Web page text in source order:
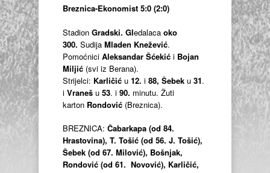
Breznica-Ekonomist 5:0 (2:0)
Stadion Gradski. Gledalaca oko
300. Sudija Mladen Knežević.
Pomoćnici Aleksandar Šćekić i Bojan
Miljić (svi iz Berana).
Strijelci: Karličić u 12. i 88, Šebek u 31.
i Vraneš u 53. i 90. minutu. Žuti
karton Rondović (Breznica).
BREZNICA: Čabarkapa (od 84.
Hrastovina), T. Tošić (od 56. J. Tošić),
Šebek (od 67. Milović), Bošnjak,
Rondović (od 61. Novović), Karličić,